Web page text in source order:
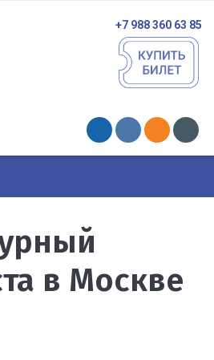
+7 988 360 63 85
в Москве